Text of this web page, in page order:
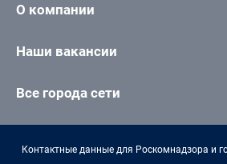
О компании
Наши вакансии
Все города сети
Контактные данные для Роскомнадзора и